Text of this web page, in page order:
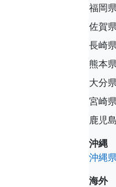
福岡県
佐賀県
長崎県
熊本県
大分県
宮崎県
鹿児
沖縄
沖縄県
海外